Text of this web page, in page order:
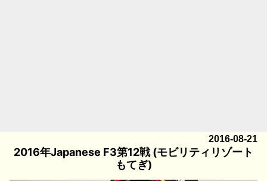
2016-08-21
2016年Japanese F3第12戦 (モビリティリゾート
もてぎ)